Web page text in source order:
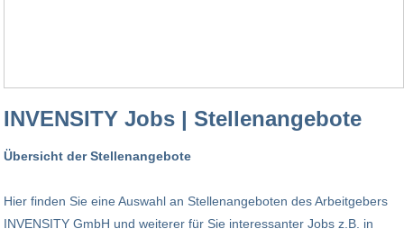
INVENSITY Jobs | Stellenangebote
Übersicht der Stellenangebote
Hier finden Sie eine Auswahl an Stellenangeboten des Arbeitgebers
INVENSITY GmbH und weiterer für Sie interessanter Jobs z.B. in